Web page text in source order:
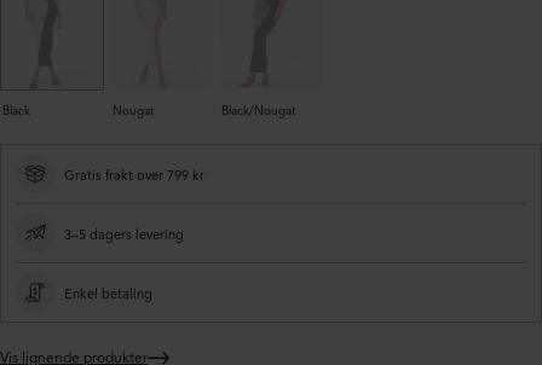
Black Nougat Black/Nougat
Gratis frakt over 799 kr
3–5 dagers levering
Enkel betaling
Vis lignende produkter